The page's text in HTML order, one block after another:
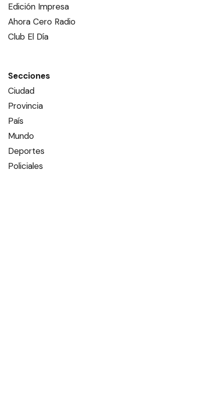
Edición Impresa
Ahora Cero Radio
Club El Día
Secciones
Ciudad
Provincia
País
Mundo
Deportes
Policiales